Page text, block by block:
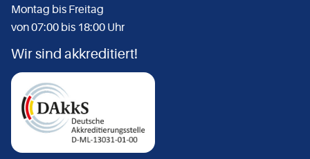
Montag bis Freitag
von 07:00 bis 18:00 Uhr
Wir sind akkreditiert!